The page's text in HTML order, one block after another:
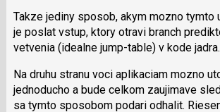
Takze jediny sposob, akym mozno tymto
je poslat vstup, ktory otravi branch
vetvenia (idealne jump-table) v kode jadra.
Na druhu stranu voci aplikaciam mozno
jednoducho a bude celkom zaujimave
sa tymto sposobom podari odhalit.